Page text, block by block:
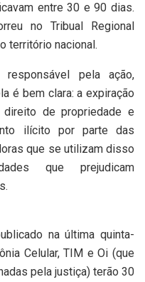
entre 30 e 90 dias.
no Tribual Regional
território nacional.
pela ação,
é bem clara: a expiração
de propriedade e
ilícito por parte das
que se utilizam disso
que prejudicam
na última quinta-
Celular, TIM e Oi (que
pela justiça) terão 30